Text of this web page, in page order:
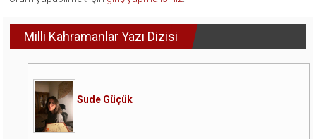
Milli Kahramanlar Yazı Dizisi
Sude Güçük